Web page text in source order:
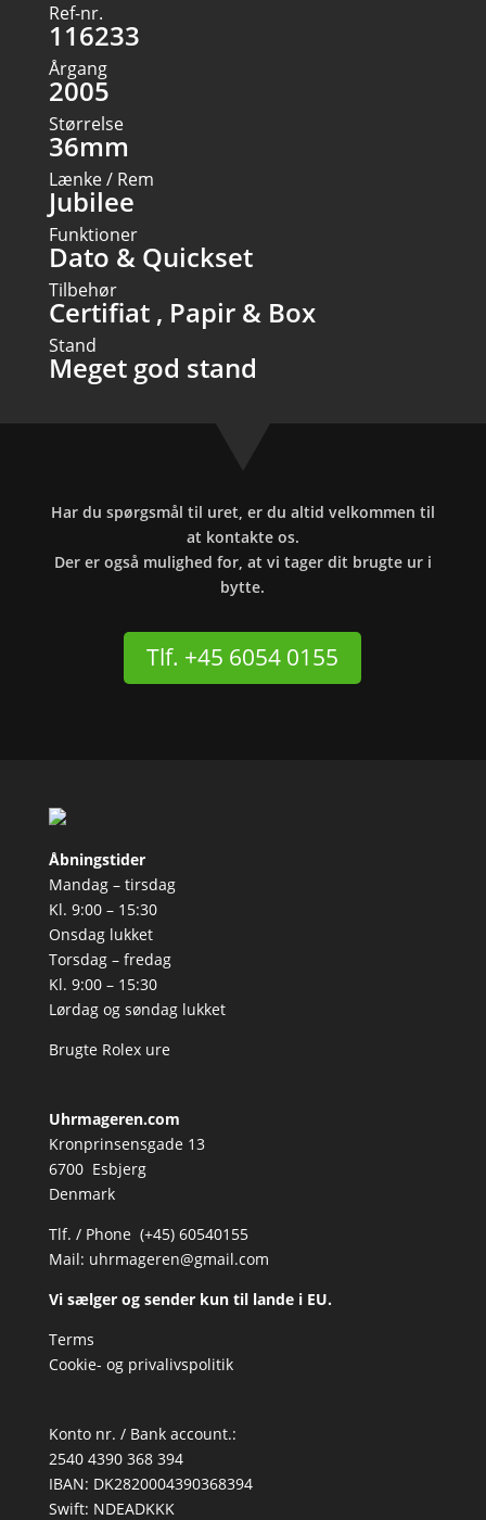
Ref-nr.
116233
Årgang
2005
Størrelse
36mm
Lænke / Rem
Jubilee
Funktioner
Dato & Quickset
Tilbehør
Certifiat , Papir & Box
Stand
Meget god stand
Har du spørgsmål til uret, er du altid velkommen til
at kontakte os.
Der er også mulighed for, at vi tager dit brugte ur i
bytte.
Tlf. +45 6054 0155
Åbningstider
Mandag – tirsdag
Kl. 9:00 – 15:30
Onsdag lukket
Torsdag – fredag
Kl. 9:00 – 15:30
Lørdag og søndag lukket
Brugte Rolex ure
Uhrmageren.com
Kronprinsensgade 13
6700 Esbjerg
Denmark
Tlf. / Phone (+45) 60540155
Mail: uhrmageren@gmail.com
Vi sælger og sender kun til lande i EU.
Terms
Cookie- og privalivspolitik
Konto nr. / Bank account.:
2540 4390 368 394
IBAN: DK2820004390368394
Swift: NDEADKKK